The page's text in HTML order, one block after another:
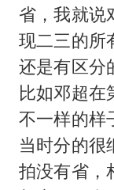
省，我就说
现二三的所
还是有区分
比如邓超在
不一样的样
当时分的很
拍没有省，